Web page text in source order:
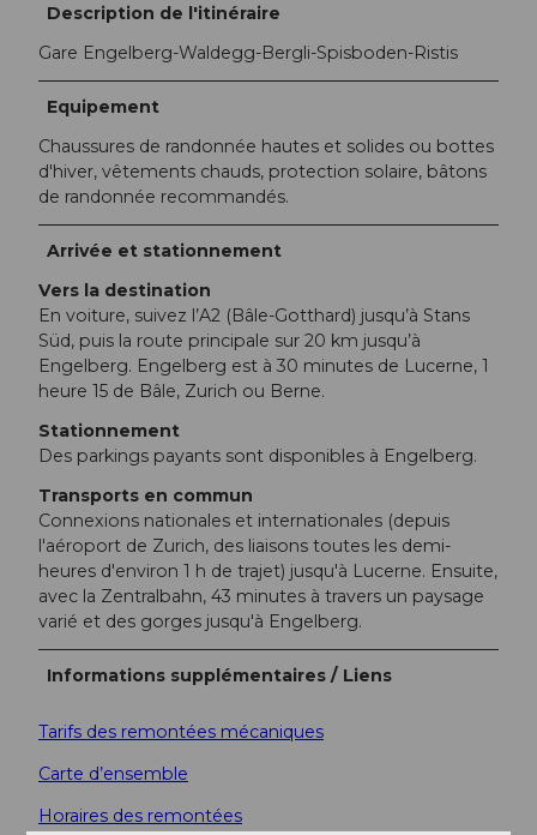
Description de l'itinéraire
Gare Engelberg-Waldegg-Bergli-Spisboden-Ristis
Equipement
Chaussures de randonnée hautes et solides ou bottes
d'hiver, vêtements chauds, protection solaire, bâtons
de randonnée recommandés.
Arrivée et stationnement
Vers la destination
En voiture, suivez l’A2 (Bâle-Gotthard) jusqu’à Stans
Süd, puis la route principale sur 20 km jusqu’à
Engelberg. Engelberg est à 30 minutes de Lucerne, 1
heure 15 de Bâle, Zurich ou Berne.
Stationnement
Des parkings payants sont disponibles à Engelberg.
Transports en commun
Connexions nationales et internationales (depuis
l'aéroport de Zurich, des liaisons toutes les demi-
heures d'environ 1 h de trajet) jusqu'à Lucerne. Ensuite,
avec la Zentralbahn, 43 minutes à travers un paysage
varié et des gorges jusqu'à Engelberg.
Informations supplémentaires / Liens
Tarifs des remontées mécaniques
Carte d’ensemble
Horaires des remontées